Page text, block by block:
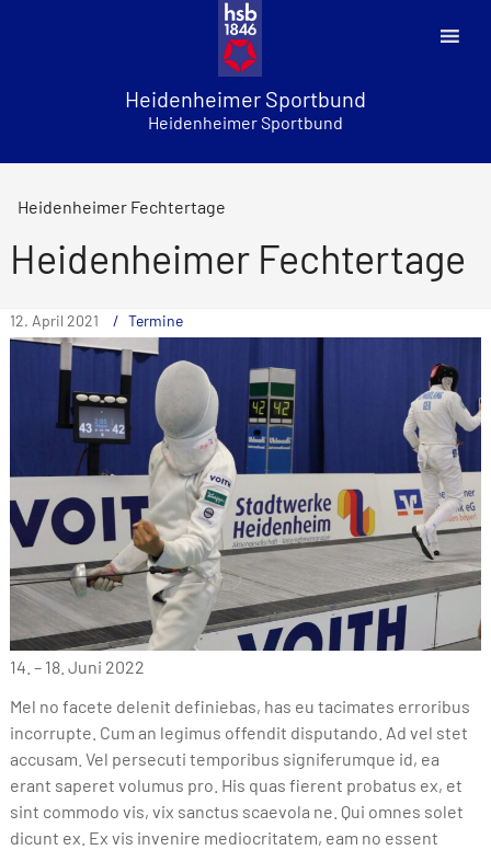
Heidenheimer Sportbund
Heidenheimer Sportbund
Heidenheimer Fechtertage
Heidenheimer Fechtertage
12. April 2021 Termine
14. – 18. Juni 2022
Mel no facete delenit definiebas, has eu tacimates erroribus
incorrupte. Cum an legimus offendit disputando. Ad vel stet
accusam. Vel persecuti temporibus signiferumque id, ea
erant saperet volumus pro. His quas fierent probatus ex, et
sint commodo vis, vix sanctus scaevola ne. Qui omnes solet
dicunt ex. Ex vis invenire mediocritatem, eam no essent